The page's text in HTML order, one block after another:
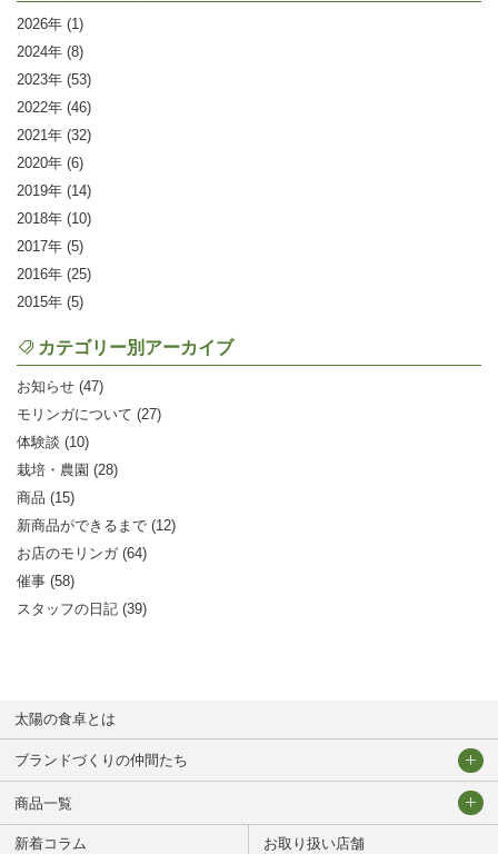
2026
(1)
2024
(8)
2023
(53)
2022
(46)
2021
(32)
2020
(6)
2019
(14)
2018
(10)
2017
(5)
2016
(25)
2015
(5)
カテゴリー別アーカイブ
お知らせ (47)
モリンガについて (27)
体験談 (10)
栽培・農園 (28)
商品 (15)
新商品ができるまで (12)
お店のモリンガ (64)
催事 (58)
スタッフの日記 (39)
太陽の食卓とは
ブランドづくりの仲間たち
太陽の食卓チーム
契約農園の皆様
商品一覧
太陽のモリンガ茶
新着コラム お取り扱い店舗